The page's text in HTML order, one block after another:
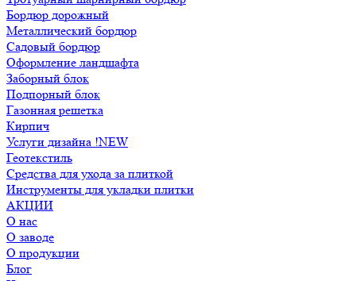
Бордюр дорожный
Металлический бордюр
Садовый бордюр
Оформление ландшафта
Заборный блок
Подпорный блок
Газонная решетка
Кирпич
Услуги дизайна !NEW
Геотекстиль
Средства для ухода за плиткой
Инструменты для укладки плитки
АКЦИИ
О нас
О заводе
О продукции
Блог